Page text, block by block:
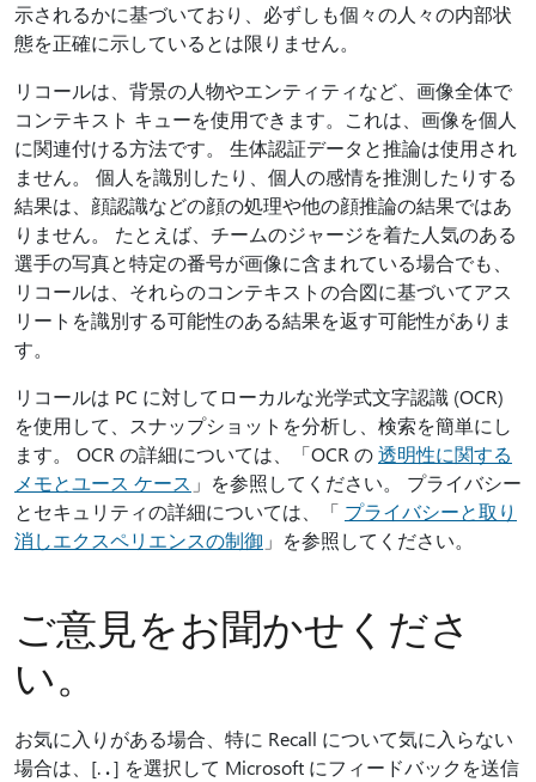
示されるかに基づいており、必ずしも個々の人々の内部状
態を正確に示しているとは限りません。
リコールは、背景の人物やエンティティなど、画像全体で
コンテキスト キューを使用できます。これは、画像を個人
に関連付ける方法です。 生体認証データと推論は使用され
ません。 個人を識別したり、個人の感情を推測したりする
結果は、顔認識などの顔の処理や他の顔推論の結果ではあ
りません。 たとえば、チームのジャージを着た人気のある
選手の写真と特定の番号が画像に含まれている場合でも、
リコールは、それらのコンテキストの合図に基づいてアス
リートを識別する可能性のある結果を返す可能性がありま
す。
リコールは PC に対してローカルな光学式文字認識 (OCR)
を使用して、スナップショットを分析し、検索を簡単にし
ます。 OCR の詳細については、「OCR の透明性に関する
メモとユース ケース 」を参照してください。 プライバシー
とセキュリティの詳細については、「 プライバシーと取り
消しエクスペリエンスの制御 」を参照してください。
ご意見をお聞かせくださ
い。
お気に入りがある場合、特に Recall について気に入らない
場合は、[. .] を選択して Microsoft にフィードバックを送信